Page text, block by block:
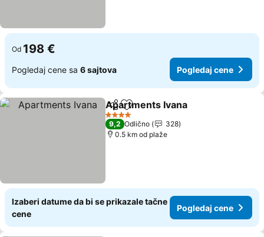
Od 198 €
Pogledaj cene sa 6 sajtova Pogledaj cene
Deli Dodati u favorite
Apartments Ivana
4 Zvezdice
9,2 Odlično
328
0.5 km od plaže
Izaberi datume da bi se prikazale tačne
cene
Pogledaj cene